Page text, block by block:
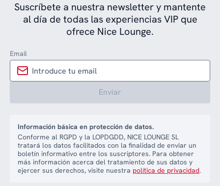
Suscríbete a nuestra newsletter y mantente
al día de todas las experiencias VIP que
ofrece Nice Lounge.
Email
Enviar
Información básica en protección de datos.
Conforme al RGPD y la LOPDGDD, NICE LOUNGE SL
tratará los datos facilitados con la finalidad de enviar un
boletín informativo entre los suscriptores. Para obtener
más información acerca del tratamiento de sus datos y
ejercer sus derechos, visite nuestra política de privacidad.